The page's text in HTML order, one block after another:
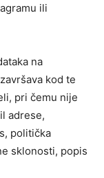
ili
na
kod te
pri čemu nije
adrese,
politička
sklonosti, popis